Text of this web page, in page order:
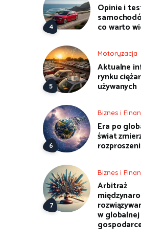
Opinie i
co warto
Motoryzacja
Aktualne
rynku
używanych
Biznes i
Era po
świat
Biznes i
Arbitraż
w globalnej